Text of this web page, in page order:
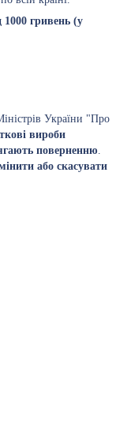
1000 гривень (у
України "Про
вироби
поверненню
або скасувати